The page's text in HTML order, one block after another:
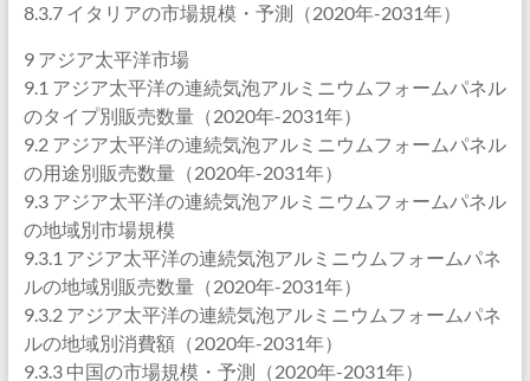
8.3.7 イタリアの市場規模・予測（2020年-2031年）
9 アジア太平洋市場
9.1 アジア太平洋の連続気泡アルミニウムフォームパネル
のタイプ別販売数量（2020年-2031年）
9.2 アジア太平洋の連続気泡アルミニウムフォームパネル
の用途別販売数量（2020年-2031年）
9.3 アジア太平洋の連続気泡アルミニウムフォームパネル
の地域別市場規模
9.3.1 アジア太平洋の連続気泡アルミニウムフォームパネ
ルの地域別販売数量（2020年-2031年）
9.3.2 アジア太平洋の連続気泡アルミニウムフォームパネ
ルの地域別消費額（2020年-2031年）
9.3.3 中国の市場規模・予測（2020年-2031年）